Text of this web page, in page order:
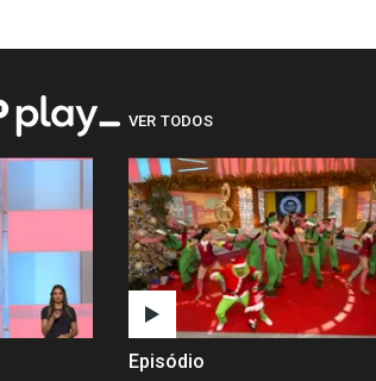
VER TODOS
Episódio